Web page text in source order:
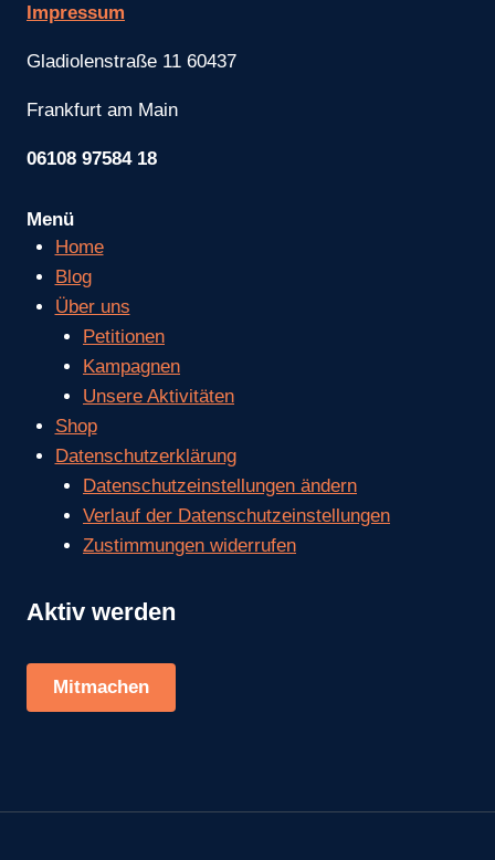
Impressum
Gladiolenstraße 11 60437
Frankfurt am Main
06108 97584 18
Menü
Home
Blog
Über uns
Petitionen
Kampagnen
Unsere Aktivitäten
Shop
Datenschutzerklärung
Datenschutzeinstellungen ändern
Verlauf der Datenschutzeinstellungen
Zustimmungen widerrufen
Aktiv werden
Mitmachen